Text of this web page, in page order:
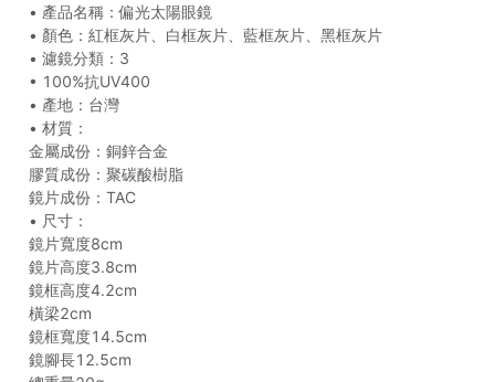
• 產品名稱：偏光太陽眼鏡
• 顏色：紅框灰片、白框灰片、藍框灰片、黑框灰片
• 濾鏡分類：3
• 100%抗UV400
• 產地：台灣
• 材質：
金屬成份：銅鋅合金
膠質成份：聚碳酸樹脂
鏡片成份：TAC
• 尺寸：
鏡片寬度8cm
鏡片高度3.8cm
鏡框高度4.2cm
橫梁2cm
鏡框寬度14.5cm
鏡腳長12.5cm